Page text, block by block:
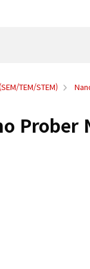
TEM/STEM)
Prober